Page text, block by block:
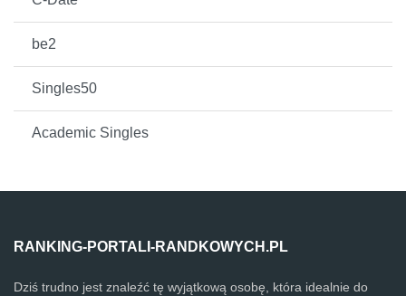
be2
Singles50
Academic Singles
RANKING-PORTALI-RANDKOWYCH.PL
Dziś trudno jest znaleźć tę wyjątkową osobę, która idealnie do